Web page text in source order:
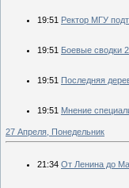
19:51 Ректор МГУ
19:51 Боевые сводки
19:51 Последняя
19:51 Мнение
27 Апреля, Понедельник
21:34 От Ленина до